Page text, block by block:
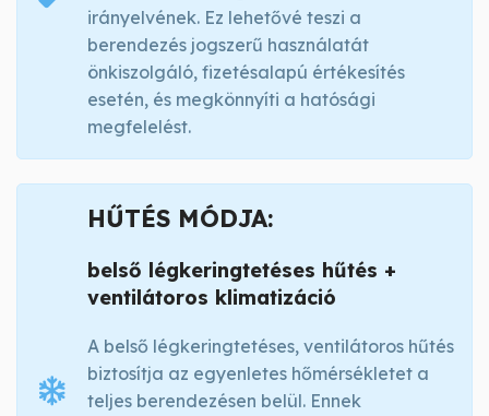
irányelvének. Ez lehetővé teszi a
berendezés jogszerű használatát
önkiszolgáló, fizetésalapú értékesítés
esetén, és megkönnyíti a hatósági
megfelelést.
HŰTÉS MÓDJA:
belső légkeringtetéses hűtés +
ventilátoros klimatizáció
A belső légkeringtetéses, ventilátoros hűtés
biztosítja az egyenletes hőmérsékletet a
teljes berendezésen belül. Ennek